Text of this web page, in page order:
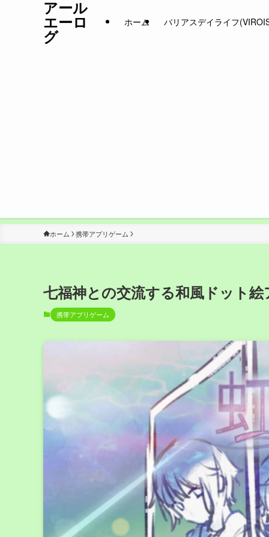
アール
エーロ
グ
ホーム バリアスデイライフ
ホーム 携帯アプリゲーム
七福神との交流する和風ドット
携帯アプリゲーム